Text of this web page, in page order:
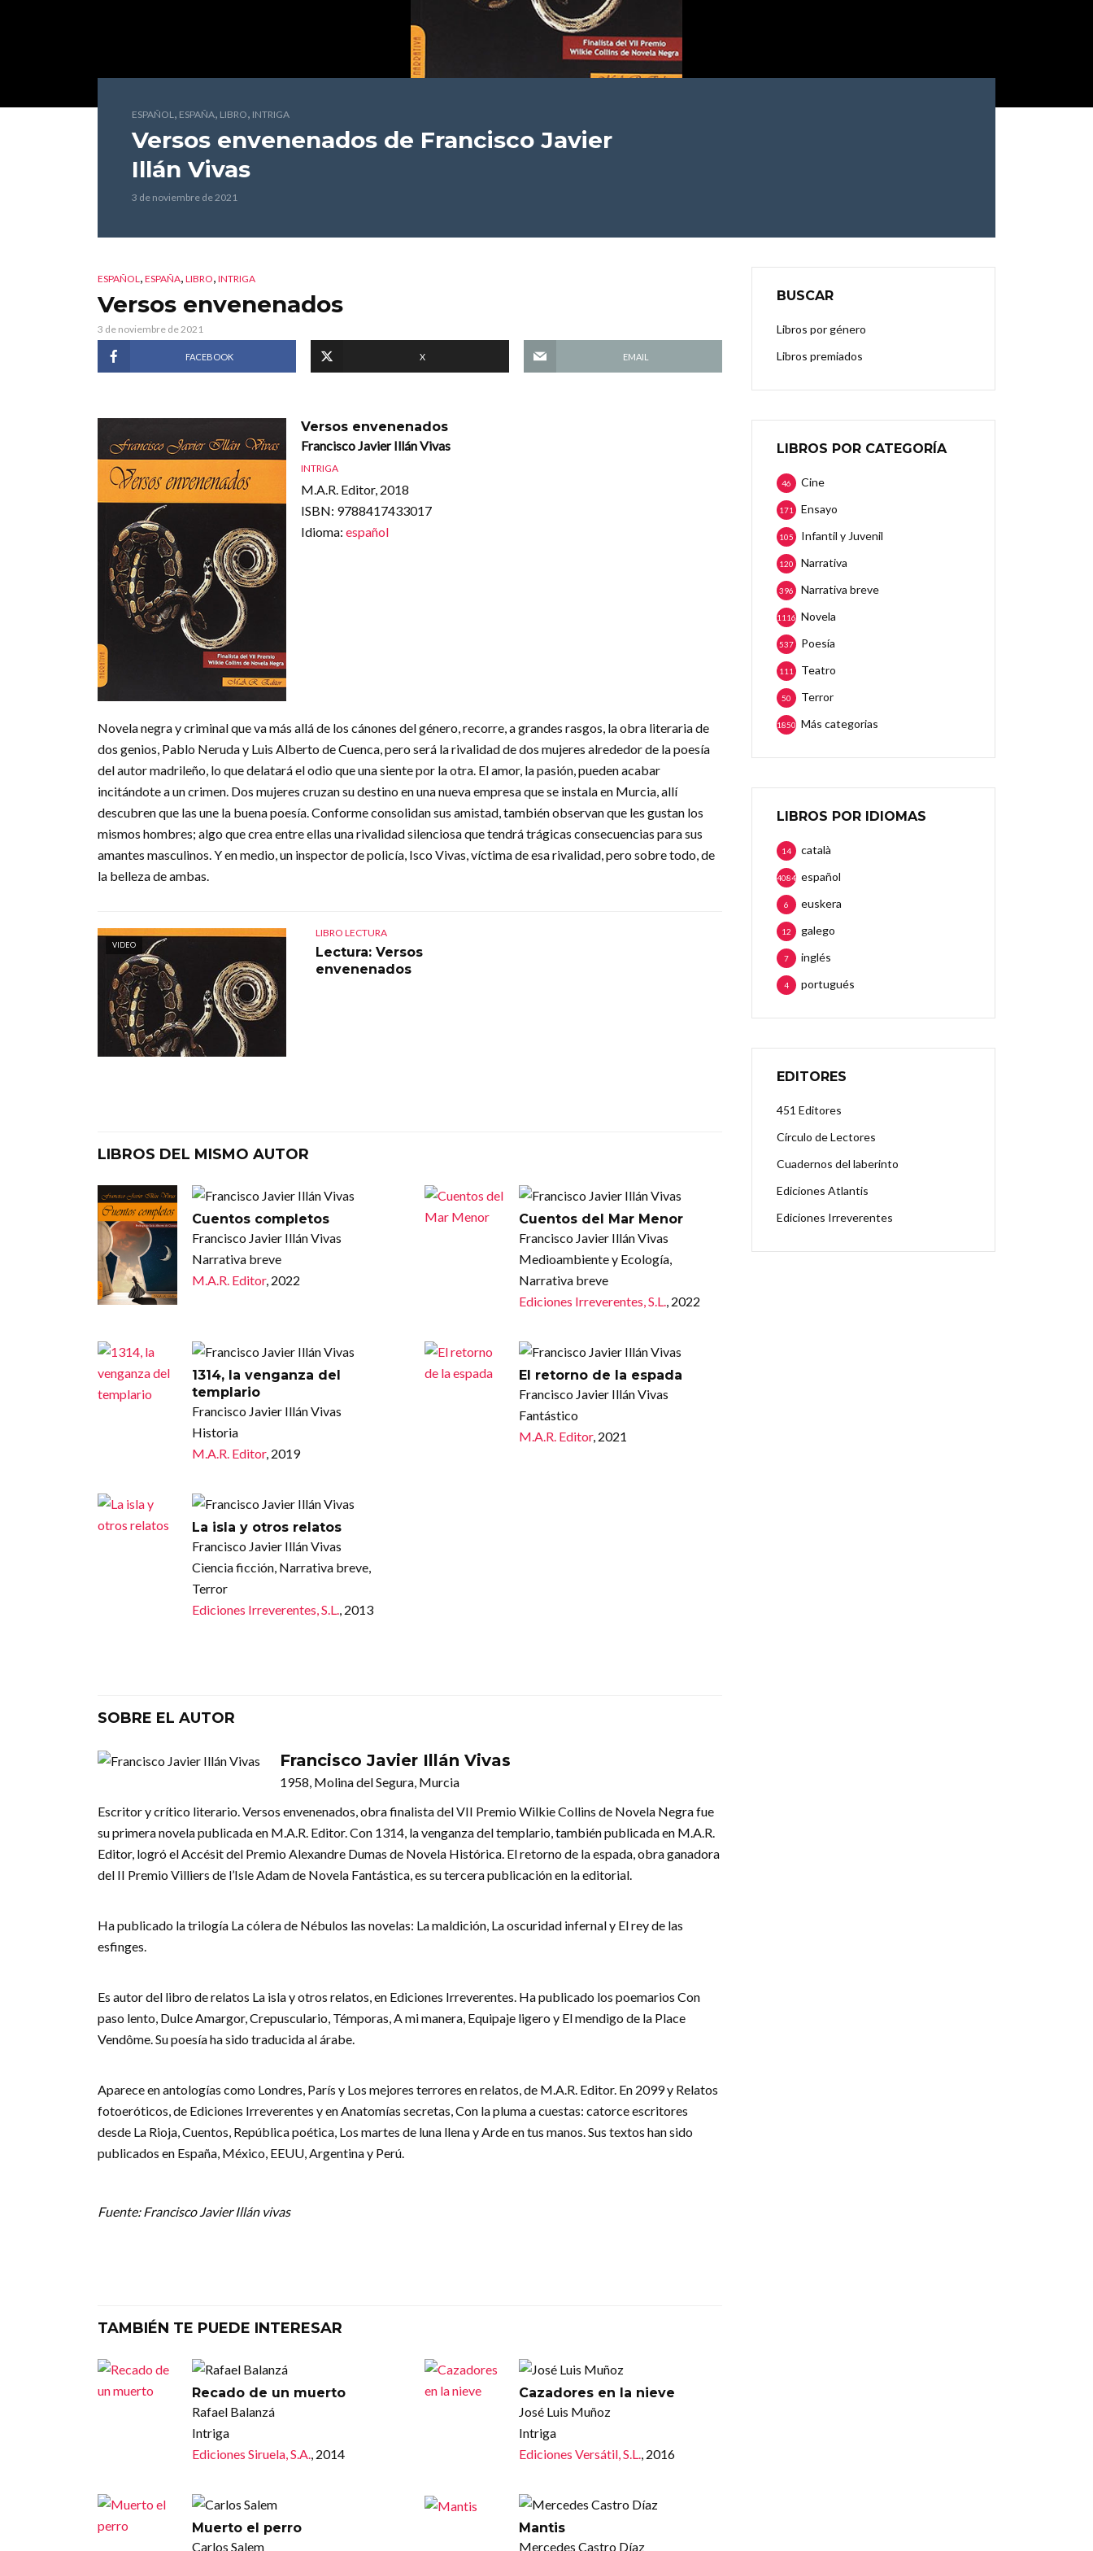
ESPAÑOL, ESPAÑA, LIBRO, INTRIGA
Versos envenenados de Francisco Javier
Illán Vivas
3 de noviembre de 2021
ESPAÑOL, ESPAÑA, LIBRO, INTRIGA
Versos envenenados
3 de noviembre de 2021
FACEBOOK X EMAIL
Versos envenenados
Francisco Javier Illán Vivas
INTRIGA
M.A.R. Editor, 2018
ISBN: 9788417433017
Idioma: español
Novela negra y criminal que va más allá de los cánones del género, recorre, a grandes rasgos, la obra literaria de
dos genios, Pablo Neruda y Luis Alberto de Cuenca, pero será la rivalidad de dos mujeres alrededor de la poesía
del autor madrileño, lo que delatará el odio que una siente por la otra. El amor, la pasión, pueden acabar
incitándote a un crimen. Dos mujeres cruzan su destino en una nueva empresa que se instala en Murcia, allí
descubren que las une la buena poesía. Conforme consolidan sus amistad, también observan que les gustan los
mismos hombres; algo que crea entre ellas una rivalidad silenciosa que tendrá trágicas consecuencias para sus
amantes masculinos. Y en medio, un inspector de policía, Isco Vivas, víctima de esa rivalidad, pero sobre todo, de
la belleza de ambas.
VIDEO
LIBRO LECTURA
Lectura: Versos
envenenados
LIBROS DEL MISMO AUTOR
Cuentos completos
Francisco Javier Illán Vivas
Narrativa breve
M.A.R. Editor, 2022
Cuentos del Mar Menor
Francisco Javier Illán Vivas
Medioambiente y Ecología,
Narrativa breve
Ediciones Irreverentes, S.L., 2022
1314, la venganza del
templario
Francisco Javier Illán Vivas
Historia
M.A.R. Editor, 2019
El retorno de la espada
Francisco Javier Illán Vivas
Fantástico
M.A.R. Editor, 2021
La isla y otros relatos
Francisco Javier Illán Vivas
Ciencia ficción, Narrativa breve,
Terror
Ediciones Irreverentes, S.L., 2013
SOBRE EL AUTOR
Francisco Javier Illán Vivas
1958, Molina del Segura, Murcia
Escritor y crítico literario. Versos envenenados, obra finalista del VII Premio Wilkie Collins de Novela Negra fue
su primera novela publicada en M.A.R. Editor. Con 1314, la venganza del templario, también publicada en M.A.R.
Editor, logró el Accésit del Premio Alexandre Dumas de Novela Histórica. El retorno de la espada, obra ganadora
del II Premio Villiers de l’Isle Adam de Novela Fantástica, es su tercera publicación en la editorial.
Ha publicado la trilogía La cólera de Nébulos las novelas: La maldición, La oscuridad infernal y El rey de las
esfinges.
Es autor del libro de relatos La isla y otros relatos, en Ediciones Irreverentes. Ha publicado los poemarios Con
paso lento, Dulce Amargor, Crepusculario, Témporas, A mi manera, Equipaje ligero y El mendigo de la Place
Vendôme. Su poesía ha sido traducida al árabe.
Aparece en antologías como Londres, París y Los mejores terrores en relatos, de M.A.R. Editor. En 2099 y Relatos
fotoeróticos, de Ediciones Irreverentes y en Anatomías secretas, Con la pluma a cuestas: catorce escritores
desde La Rioja, Cuentos, República poética, Los martes de luna llena y Arde en tus manos. Sus textos han sido
publicados en España, México, EEUU, Argentina y Perú.
Fuente: Francisco Javier Illán vivas
TAMBIÉN TE PUEDE INTERESAR
Recado de un muerto
Rafael Balanzá
Intriga
Ediciones Siruela, S.A., 2014
Cazadores en la nieve
José Luis Muñoz
Intriga
Ediciones Versátil, S.L., 2016
Muerto el perro
Carlos Salem
Mantis
Mercedes Castro Díaz
BUSCAR
Libros por género
Libros premiados
LIBROS POR CATEGORÍA
Cine
46
Ensayo
171
Infantil y Juvenil
105
Narrativa
120
Narrativa breve
396
Novela
1116
Poesía
537
Teatro
111
Terror
50
Más categorias
1850
LIBROS POR IDIOMAS
català
14
español
4084
euskera
6
galego
12
inglés
7
portugués
4
EDITORES
451 Editores
Círculo de Lectores
Cuadernos del laberinto
Ediciones Atlantis
Ediciones Irreverentes